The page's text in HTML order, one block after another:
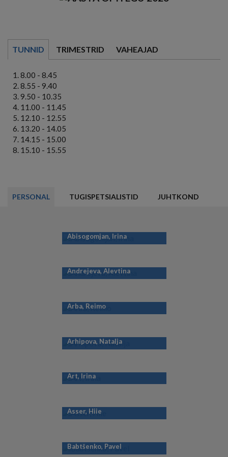
TUNNID TRIMESTRID VAHEAJAD
8.00 - 8.45
8.55 - 9.40
9.50 - 10.35
11.00 - 11.45
12.10 - 12.55
13.20 - 14.05
14.15 - 15.00
15.10 - 15.55
PERSONAL TUGISPETSIALISTID JUHTKOND
Abisogomjan, Irina
Andrejeva, Alevtina
Arba, Reimo
Arhipova, Natalja
Art, Irina
Asser, Hiie
Babtšenko, Pavel